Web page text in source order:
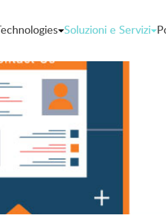
Technologies Soluzioni e Servizi